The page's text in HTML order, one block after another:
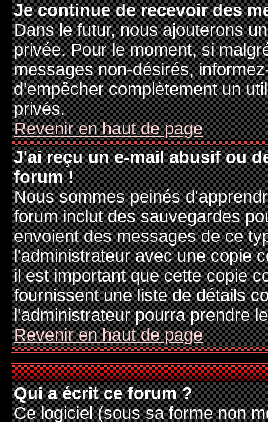
Je continue de recevoir des
Dans le futur, nous ajouterons
privée. Pour le moment, si
messages non-désirés,
d'empêcher complètement un
privés.
Revenir en haut de page
J'ai reçu un e-mail abusif ou
forum !
Nous sommes peinés
forum inclut des sauvegardes
envoient des messages de ce
l'administrateur avec une copie
il est important que cette copie
fournissent une liste de détails
l'administrateur pourra prendre
Revenir en haut de page
Qui a écrit ce forum ?
Ce logiciel (sous sa forme non